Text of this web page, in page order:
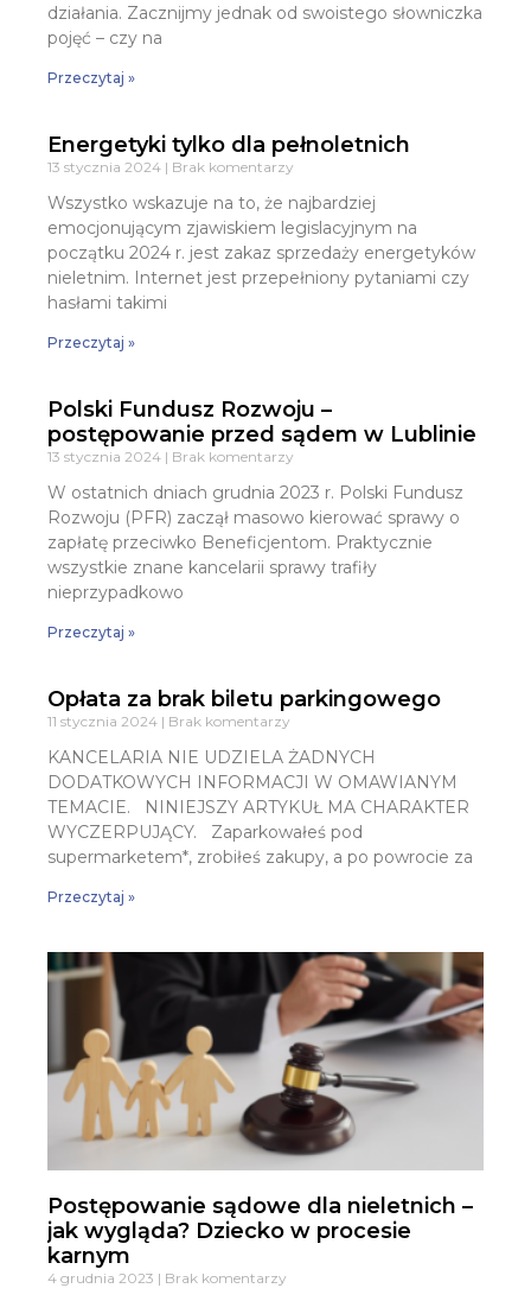
działania. Zacznijmy jednak od swoistego słowniczka
pojęć – czy na
Przeczytaj »
Energetyki tylko dla pełnoletnich
13 stycznia 2024 Brak komentarzy
Wszystko wskazuje na to, że najbardziej
emocjonującym zjawiskiem legislacyjnym na
początku 2024 r. jest zakaz sprzedaży energetyków
nieletnim. Internet jest przepełniony pytaniami czy
hasłami takimi
Przeczytaj »
Polski Fundusz Rozwoju –
postępowanie przed sądem w Lublinie
13 stycznia 2024 Brak komentarzy
W ostatnich dniach grudnia 2023 r. Polski Fundusz
Rozwoju (PFR) zaczął masowo kierować sprawy o
zapłatę przeciwko Beneficjentom. Praktycznie
wszystkie znane kancelarii sprawy trafiły
nieprzypadkowo
Przeczytaj »
Opłata za brak biletu parkingowego
11 stycznia 2024 Brak komentarzy
KANCELARIA NIE UDZIELA ŻADNYCH
DODATKOWYCH INFORMACJI W OMAWIANYM
TEMACIE. NINIEJSZY ARTYKUŁ MA CHARAKTER
WYCZERPUJĄCY. Zaparkowałeś pod
supermarketem*, zrobiłeś zakupy, a po powrocie za
Przeczytaj »
Postępowanie sądowe dla nieletnich –
jak wygląda? Dziecko w procesie
karnym
4 grudnia 2023 Brak komentarzy